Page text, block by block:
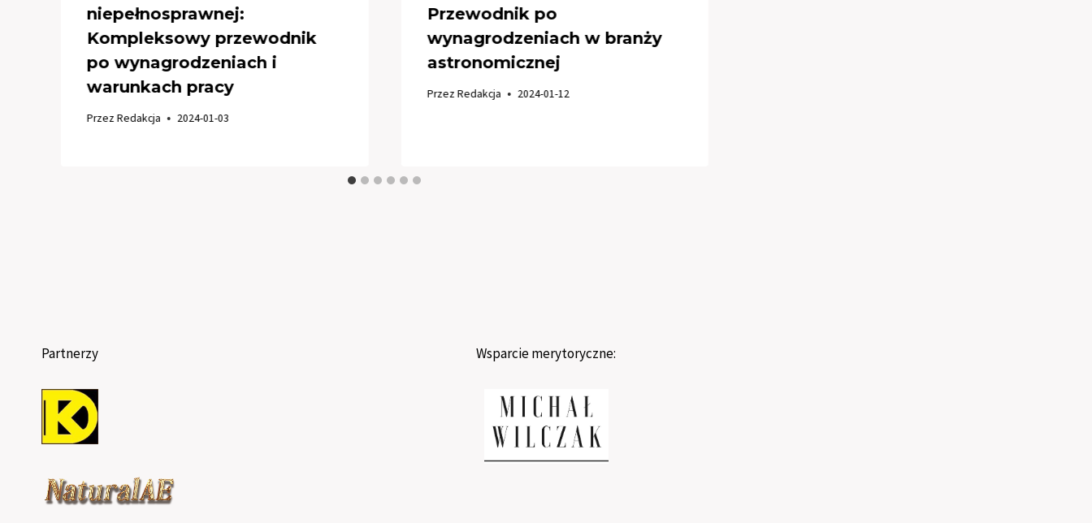
niepełnosprawnej:
Kompleksowy przewodnik
po wynagrodzeniach i
warunkach pracy
Przez Redakcja 2024-01-03
Przewodnik po
wynagrodzeniach w branży
astronomicznej
Przez Redakcja 2024-01-12
Partnerzy Wsparcie merytoryczne: